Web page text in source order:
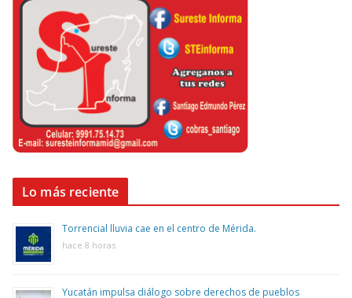
Lo más reciente
Torrencial lluvia cae en el centro de Mérida.
hace 8 horas
Yucatán impulsa diálogo sobre derechos de pueblos